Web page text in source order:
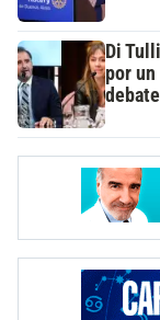
Di
por